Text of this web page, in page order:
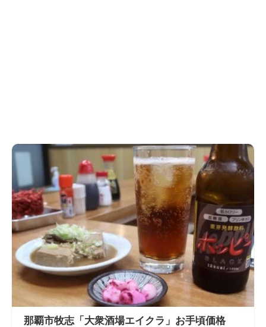
那覇市牧志「大衆酒場エイクラ」お手頃価格